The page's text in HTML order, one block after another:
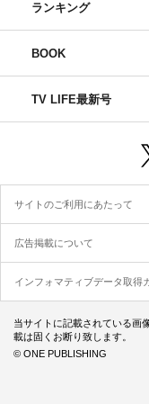
ランキング
BOOK
TV LIFE最新号
サイトのご利用にあたって
広告掲載について
インフォマティブデータ取得
当サイトに記載されている画
載は固くお断り致します。
© ONE PUBLISHING